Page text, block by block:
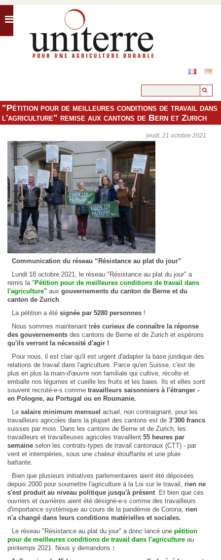
"Pétition pour de meilleures conditions de travail dans
l'agriculture" remise aux cantons de Bern et Zurich
jeudi, 21 octobre 2021
Communication du réseau “Résistance au plat du jour”
Lundi 18 octobre 2021, le réseau "Résistance au plat du jour" a
remis la " Pétition pour de meilleures conditions de travail dans
l'agriculture" aux gouvernements du canton de Berne et du
canton de Zurich.
La pétition a étésignée par 5280 personnes !
Nous sommes maintenant très curieux de connaître la réponse
des gouvernements des cantons de Berne et de Zurich et espérons
qu'ils verront la nécessité d'agir !
Pour nous, il est clair qu'il est urgent d'adapter la base juridique des
relations de travail dans l'agriculture. Parce qu'en Suisse, c'est de
plus en plus la main-d'œuvre non familiale qui cultive, récolte et
emballe nos légumes et cueille les fruits et les baies. Ils et elles sont
souvent recruté-e-s comme travailleurs saisonniers à l'étranger -
en Pologne, au Portugal ou en Roumanie.
Lesalaire minimum mensuel actuel, non contraignant, pour les
travailleurs agricoles dans la plupart des cantons est de 3’300 francs
suisses par mois. Dans les cantons de Berne et de Zurich, les
travailleurs et travailleuses agricoles travaillent 55 heures par
semaine selon les contrats-types de travail cantonaux (CTT) - par
vent et intempéries, sous une chaleur étouffante et une pluie
battante.
Bien que plusieurs initiatives parlementaires aient été déposées
depuis 2000 pour soumettre l'agriculture à la Loi sur le travail, rien ne
s'est produit au niveau politique jusqu'à présent. Et bien que ces
ouvriers et ouvrières aient été désigné-e-s comme des travailleurs
d'importance systémique au cours de la pandémie de Corona, rien
n'a changé dans leurs conditions matérielles et sociales.
Le réseau "Résistance au plat du jour" a donc lancé une pétition
pour de meilleures conditions de travail dans l'agriculture au
printemps 2021. Nous y demandons :